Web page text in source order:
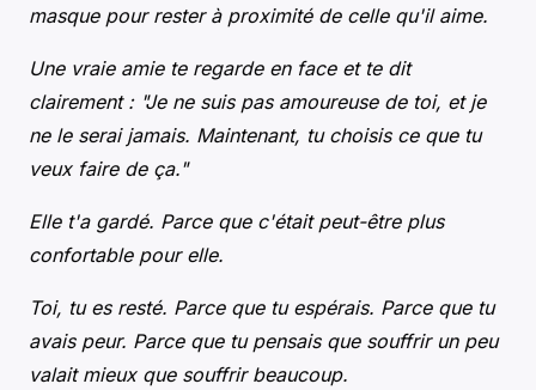
masque pour rester à proximité de celle qu'il aime.
Une vraie amie te regarde en face et te dit
clairement : "Je ne suis pas amoureuse de toi, et je
ne le serai jamais. Maintenant, tu choisis ce que tu
veux faire de ça."
Elle t'a gardé. Parce que c'était peut-être plus
confortable pour elle.
Toi, tu es resté. Parce que tu espérais. Parce que tu
avais peur. Parce que tu pensais que souffrir un peu
valait mieux que souffrir beaucoup.